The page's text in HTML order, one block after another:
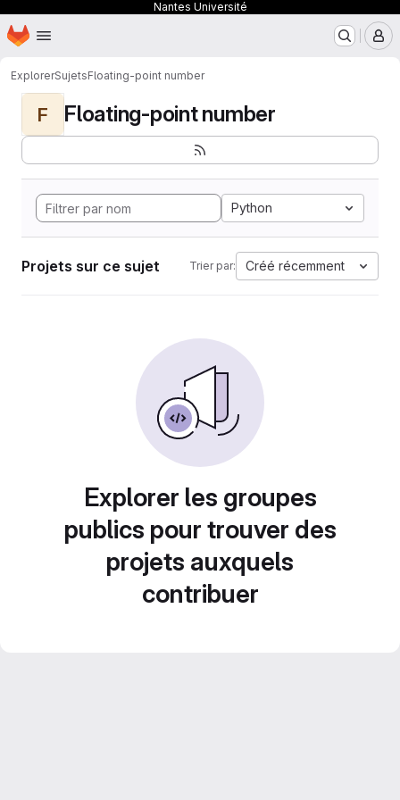
Nantes Université
Passer au contenu principal
Page d'accueil
ExplorerSujetsFloating-point number
F Floating-point number
Python
Projets sur ce sujet Trier par: Créé récemment
Explorer les groupes
publics pour trouver des
projets auxquels
contribuer